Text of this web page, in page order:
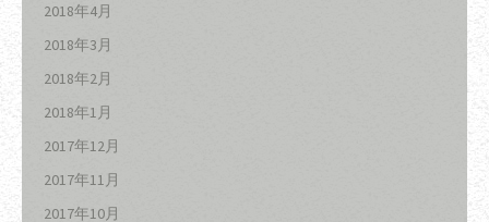
2018年4月
2018年3月
2018年2月
2018年1月
2017年12月
2017年11月
2017年10月